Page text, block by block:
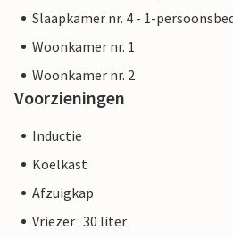
Slaapkamer nr. 4 - 1-
Woonkamer nr. 1
Woonkamer nr. 2
Voorzieningen
Inductie
Koelkast
Afzuigkap
Vriezer : 30 liter